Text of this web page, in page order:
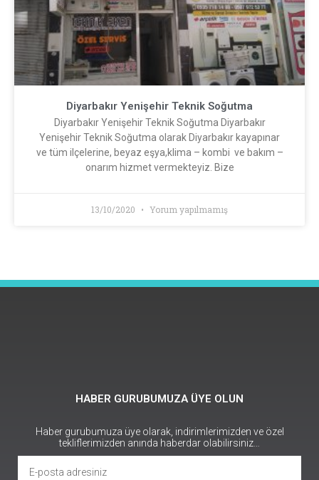
Diyarbakır Yenişehir Teknik Soğutma
Diyarbakır Yenişehir Teknik Soğutma Diyarbakır
Yenişehir Teknik Soğutma olarak Diyarbakır kayapınar
ve tüm ilçelerine, beyaz eşya,klima – kombi ve bakım –
onarım hizmet vermekteyiz. Bize
13/10/2020 Yorum yapılmamış
HABER GURUBUMUZA ÜYE OLUN
Haber gurubumuza üye olarak, indirimlerimizden ve özel
tekliflerimizden anında haberdar olabilirsiniz…